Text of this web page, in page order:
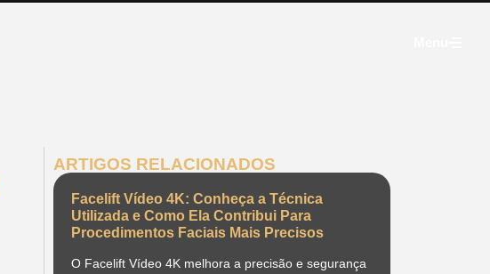
ARTIGOS RELACIONADOS
Facelift Vídeo 4K: Conheça a Técnica
Utilizada e Como Ela Contribui Para
Procedimentos Faciais Mais Precisos
O Facelift Vídeo 4K melhora a precisão e segurança